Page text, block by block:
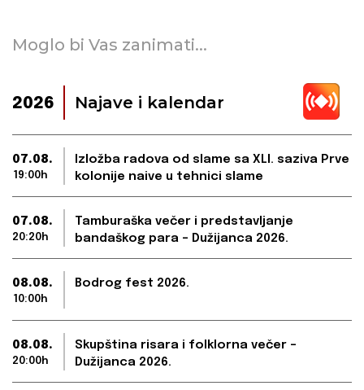
Moglo bi Vas zanimati...
2026 Najave i kalendar
07.08.
19:00h
Izložba radova od slame sa XLI. saziva Prve
kolonije naive u tehnici slame
07.08.
20:20h
Tamburaška večer i predstavljanje
bandaškog para – Dužijanca 2026.
08.08.
10:00h
Bodrog fest 2026.
08.08.
20:00h
Skupština risara i folklorna večer –
Dužijanca 2026.